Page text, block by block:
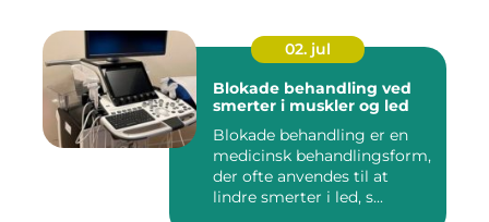
02. jul
Blokade behandling ved
smerter i muskler og led
Blokade behandling er en
medicinsk behandlingsform,
der ofte anvendes til at
lindre smerter i led, s...